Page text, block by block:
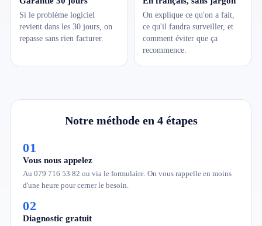
Si le problème logiciel
revient dans les 30 jours, on
repasse sans rien facturer.
On explique ce qu'on a fait,
ce qu'il faudra surveiller, et
comment éviter que ça
recommence.
Notre méthode en 4 étapes
01
Vous nous appelez
Au 079 716 53 82 ou via le formulaire. On vous rappelle en moins
d'une heure pour cerner le besoin.
02
Diagnostic gratuit